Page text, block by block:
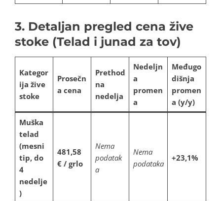
3. Detaljan pregled cena žive
stoke (Telad i junad za tov)
Kategor
ija žive
stoke
Prosečn
a cena
Prethod
na
nedelja
Nedeljn
a
promen
a
Međugo
dišnja
promen
a (y/y)
Muška
telad
(mesni
tip, do
4
nedelje
)
481,58
€ / grlo
Nema
podatak
a
Nema
podataka
+23,1%